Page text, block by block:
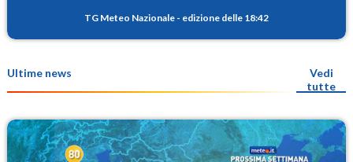
TG Meteo Nazionale - edizione delle 18:42
Ultime news
Vedi
tutte